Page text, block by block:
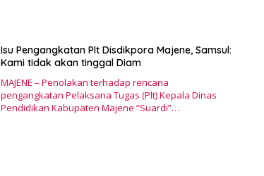
Isu Pengangkatan Plt Disdikpora Majene, Samsul:
Kami tidak akan tinggal Diam
MAJENE – Penolakan terhadap rencana
pengangkatan Pelaksana Tugas (Plt) Kepala Dinas
Pendidikan Kabupaten Majene “Suardi”…